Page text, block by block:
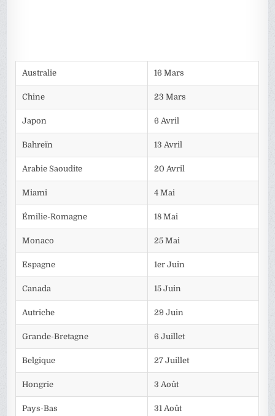
Australie 16 Mars
Chine 23 Mars
Japon 6 Avril
Bahreïn 13 Avril
Arabie Saoudite 20 Avril
Miami 4 Mai
Émilie-Romagne 18 Mai
Monaco 25 Mai
Espagne 1er Juin
Canada 15 Juin
Autriche 29 Juin
Grande-Bretagne 6 Juillet
Belgique 27 Juillet
Hongrie 3 Août
Pays-Bas 31 Août